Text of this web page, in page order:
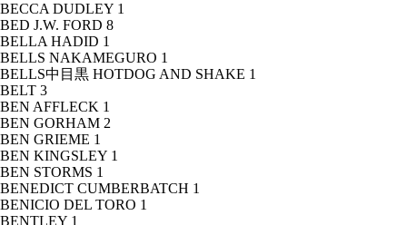
BECCA DUDLEY 1
BED J.W. FORD 8
BELLA HADID 1
BELLS NAKAMEGURO 1
BELLS中目黒 HOTDOG AND SHAKE 1
BELT 3
BEN AFFLECK 1
BEN GORHAM 2
BEN GRIEME 1
BEN KINGSLEY 1
BEN STORMS 1
BENEDICT CUMBERBATCH 1
BENICIO DEL TORO 1
BENTLEY 1